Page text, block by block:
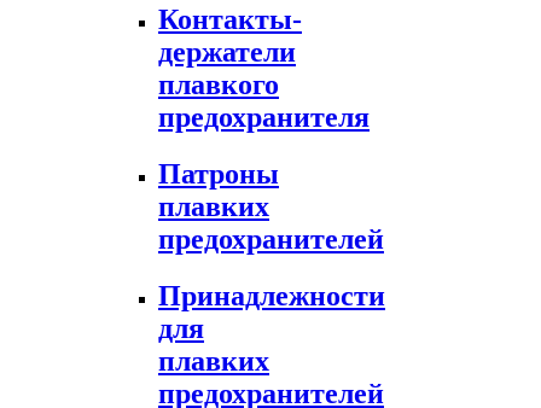
Контакты-
держатели
плавкого
предохранителя
Патроны
плавких
предохранителей
Принадлежности
для
плавких
предохранителей